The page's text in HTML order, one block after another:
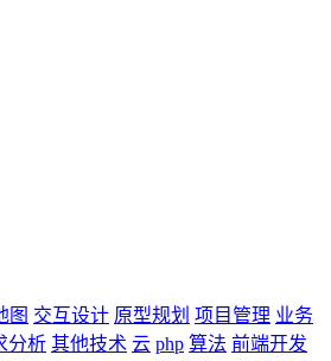
图 交互设计 原型规划 项目管理 业务
分析 其他技术 云 php 算法 前端开发